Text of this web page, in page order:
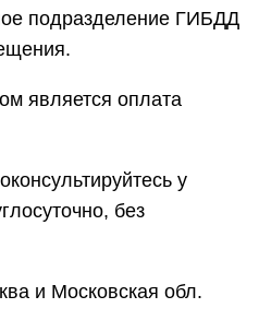
подразделение ГИБДД
является оплата
у
без
и Московская обл.